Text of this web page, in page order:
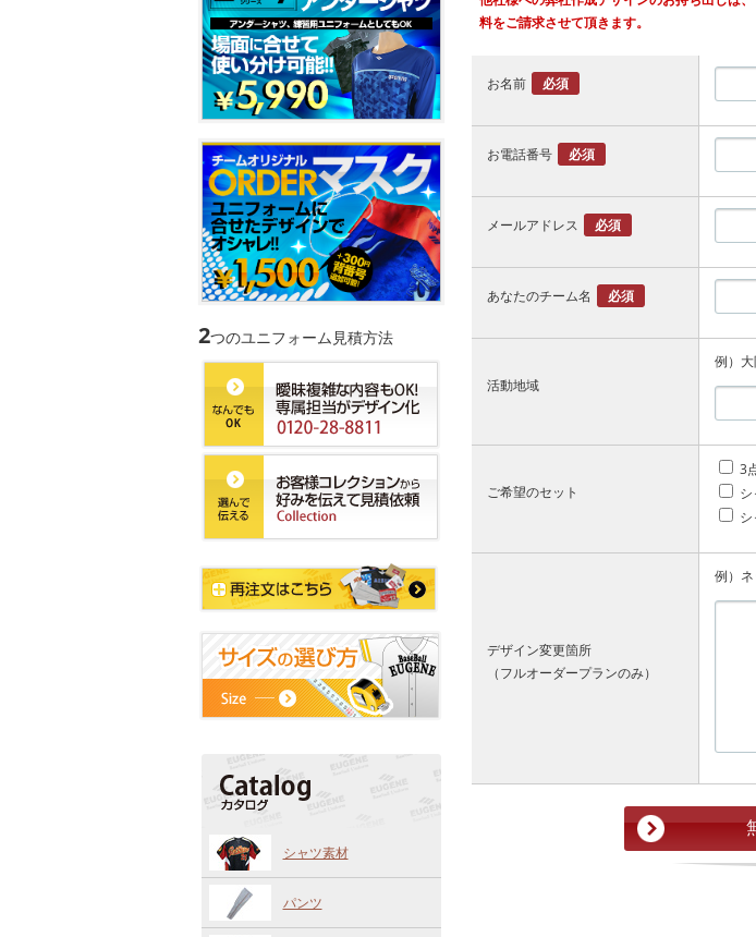
料をご請求させて頂きます。
お名前 必須
お電話番号 必須
メールアドレス 必須
あなたのチーム名 必須
活動地域
例）大
ご希望のセット
3
デザイン変更箇所
（フルオーダープランのみ）
例）
2つのユニフォーム見積方法
シャツ素材
パンツ